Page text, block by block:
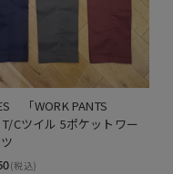
　「WORK PANTS
T/Cツイル 5ポケットワー
(税込)